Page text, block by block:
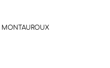
MONTAUROUX